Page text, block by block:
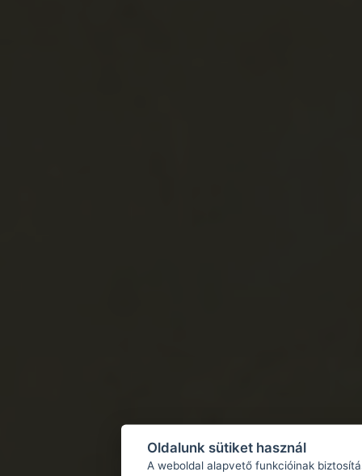
Oldalunk sütiket használ
A weboldal alapvető funkcióinak